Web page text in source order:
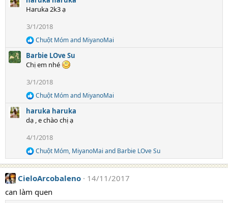
t
:
Haruka 2k3 ạ
3/1/2018
R
e
a
c
i
o
n
s
Chuột Mómand MiyanoMai
Barbie LOve Su
Chị em nhé
3/1/2018
R
e
a
c
i
o
n
s
Chuột Mómand MiyanoMai
haruka haruka
dạ , e chào chị ạ
4/1/2018
R
e
a
c
i
Chuột Móm, MiyanoMai and Barbie LOve Su
CieloArcobaleno
14/11/2017
can làm quen